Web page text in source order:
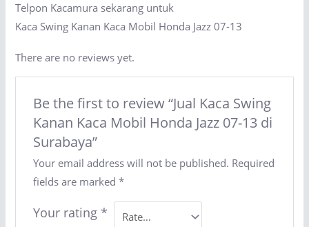
Telpon Kacamura sekarang untuk
Kaca Swing Kanan Kaca Mobil Honda Jazz 07-13
There are no reviews yet.
Be the first to review “Jual Kaca Swing
Kanan Kaca Mobil Honda Jazz 07-13 di
Surabaya”
Your email address will not be published. Required
fields are marked *
Your rating *